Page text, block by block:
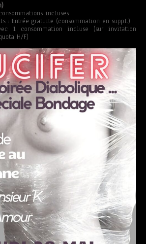
incluses
: Entrée gratuite (consommation en suppl.)
1 consommation incluse (sur invitation
H/F)